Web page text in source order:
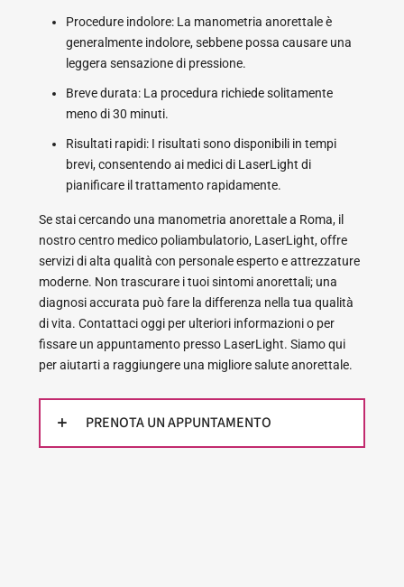
Procedure indolore: La manometria anorettale è
generalmente indolore, sebbene possa causare una
leggera sensazione di pressione.
Breve durata: La procedura richiede solitamente
meno di 30 minuti.
Risultati rapidi: I risultati sono disponibili in tempi
brevi, consentendo ai medici di LaserLight di
pianificare il trattamento rapidamente.
Se stai cercando una manometria anorettale a Roma, il
nostro centro medico poliambulatorio, LaserLight, offre
servizi di alta qualità con personale esperto e attrezzature
moderne. Non trascurare i tuoi sintomi anorettali; una
diagnosi accurata può fare la differenza nella tua qualità
di vita. Contattaci oggi per ulteriori informazioni o per
fissare un appuntamento presso LaserLight. Siamo qui
per aiutarti a raggiungere una migliore salute anorettale.
PRENOTA UN APPUNTAMENTO